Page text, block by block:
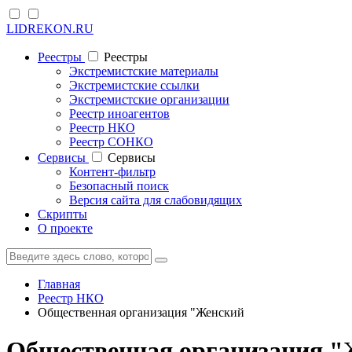
LIDREKON.RU
Реестры
Реестры
Экстремистские материалы
Экстремистские ссылки
Экстремистские организации
Реестр иноагентов
Реестр НКО
Реестр СОНКО
Cервисы
Cервисы
Контент-фильтр
Безопасный поиск
Версия сайта для слабовидящих
Скрипты
О проекте
Главная
Реестр НКО
Общественная организация "Женский